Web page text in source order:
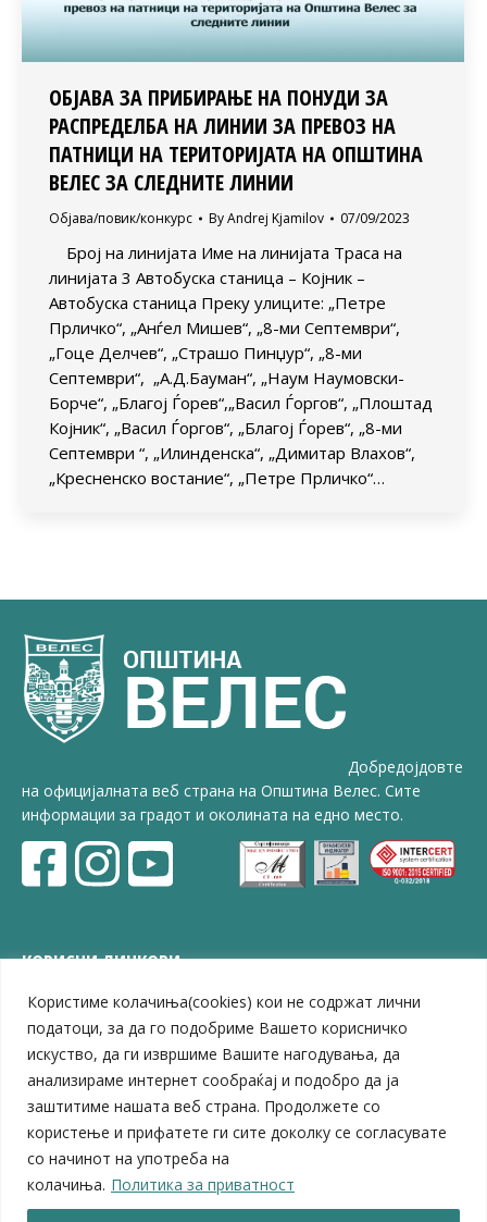
Користиме колачиња(cookies) кои не содржат лични
податоци, за да го подобриме Вашето корисничко
искуство, да ги извршиме Вашите нагодувања, да
анализираме интернет сообраќај и подобро да ја
заштитиме нашата веб страна. Продолжете со
користење и прифатете ги сите доколку се согласувате
со начинот на употреба на
колачиња. Политика за приватност
ОБЈАВА ЗА ПРИБИРАЊЕ НА ПОНУДИ ЗА
РАСПРЕДЕЛБА НА ЛИНИИ ЗА ПРЕВОЗ НА
ПАТНИЦИ НА ТЕРИТОРИЈАТА НА ОПШТИНА
ВЕЛЕС ЗА СЛЕДНИТЕ ЛИНИИ
Објава/повик/конкурс ByAndrej Kjamilov 07/09/2023
Број на линијата Име на линијата Траса на
линијата 3 Автобуска станица – Којник –
Автобуска станица Преку улиците: „Петре
Прличко“, „Анѓел Мишев“, „8-ми Септември“,
„Гоце Делчев“, „Страшо Пинџур“, „8-ми
Септември“, „А.Д.Бауман“, „Наум Наумовски-
Борче“, „Благој Ѓорев“,„Васил Ѓоргов“, „Плоштад
Којник“, „Васил Ѓоргов“, „Благој Ѓорев“, „8-ми
Септември “, „Илинденска“, „Димитар Влахов“,
„Кресненско востание“, „Петре Прличко“…
Добредојдовте
на официјалната веб страна на Општина Велес. Сите
информации за градот и околината на едно место.
КОРИСНИ ЛИНКОВИ
ЗЕЛС – Заедница на единиците на локална самоуправа
Центар за развој на Вардарски плански регион
Јавно комунално претпријатие „Дервен“
ЈПССО „Парк – спорт и паркинзи“
ЛБ „Гоце Делчев“
ЛУ „Народен Музеј“
Влада на Република Северна Македонија
Собрание на Република Северна Македонија
Министерство за финансии